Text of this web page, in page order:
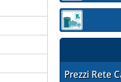
Sezione:
Prezzi Rete